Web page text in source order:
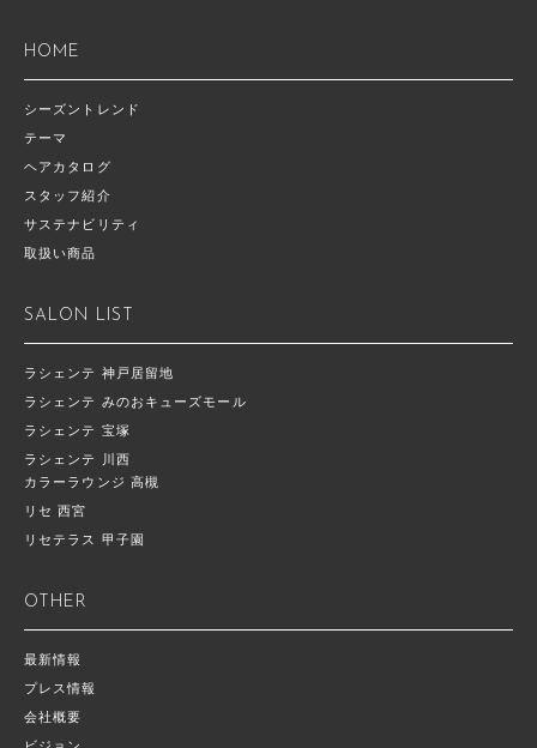
HOME
シーズントレンド
テーマ
ヘアカタログ
スタッフ紹介
サステナビリティ
取扱い商品
SALON LIST
ラシェンテ 神戸居留地
ラシェンテ みのおキューズモール
ラシェンテ 宝塚
ラシェンテ 川西
カラーラウンジ 高槻
リセ 西宮
リセテラス 甲子園
OTHER
最新情報
プレス情報
会社概要